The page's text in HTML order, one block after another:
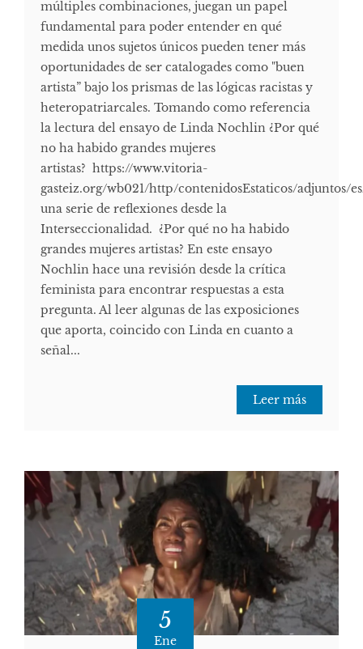
múltiples combinaciones, juegan un papel
fundamental para poder entender en qué
medida unos sujetos únicos pueden tener más
oportunidades de ser catalogades como "buen
artista” bajo los prismas de las lógicas racistas y
heteropatriarcales. Tomando como referencia
la lectura del ensayo de Linda Nochlin ¿Por qué
no ha habido grandes mujeres
artistas? https://www.vitoria-
gasteiz.org/wb021/http/contenidosEstaticos/adjuntos/
una serie de reflexiones desde la
Interseccionalidad. ¿Por qué no ha habido
grandes mujeres artistas? En este ensayo
Nochlin hace una revisión desde la crítica
feminista para encontrar respuestas a esta
pregunta. Al leer algunas de las exposiciones
que aporta, coincido con Linda en cuanto a
señal...
Leer más
5
Ene